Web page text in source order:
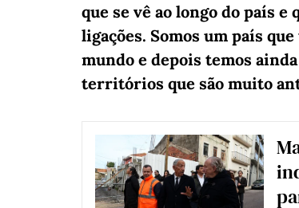
que se vê ao longo do país
ligações. Somos um país
mundo e depois temos
territórios que são muito